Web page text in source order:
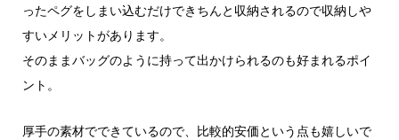
ったペグをしまい込むだけできちんと収納されるので収納しや
すいメリットがあります。
そのままバッグのように持って出かけられるのも好まれるポイ
ント。
厚手の素材でできているので、比較的安価という点も嬉しいで